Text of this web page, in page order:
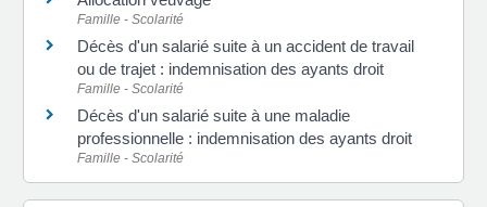
Famille - Scolarité
Décès d'un salarié suite à un accident de travail
ou de trajet : indemnisation des ayants droit
Famille - Scolarité
Décès d'un salarié suite à une maladie
professionnelle : indemnisation des ayants droit
Famille - Scolarité